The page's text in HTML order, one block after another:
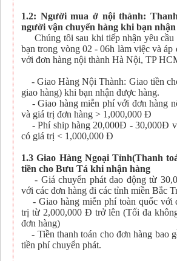
1.2: Người mua ở nội thành:
người vận chuyển hàng khi bạn
Chúng tôi sau khi tiếp nhận yêu cầu
bạn trong vòng 02 - 06h làm việc và áp
với đơn hàng nội thành Hà Nội, TP
- Giao Hàng Nội Thành: Giao tiền
giao hàng) khi bạn nhận được hàng.
- Giao hàng miễn phí với đơn hàng
và giá trị đơn hàng > 1,000,000 Đ
- Phí ship hàng 20,000Đ - 30,000Đ
có giá trị < 1,000,000 Đ
1.3 Giao Hàng Ngoại Tỉnh(Thanh
tiền cho Bưu Tá khi nhận hàng
- Giá chuyển phát dao động từ
với các đơn hàng đi các tỉnh miền Bắc
- Giao hàng miễn phí toàn quốc với
trị từ 2,000,000 Đ trở lên (Tối đa
đơn hàng)
- Tiền thanh toán cho đơn hàng bao
tiền phí chuyển phát.